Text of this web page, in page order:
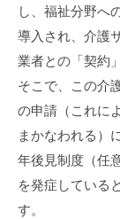
し、福祉分野へ
導入され、介護
業者との「契約
そこで、この介
の申請（これに
まかなわれる）
年後見制度（任
を発症している
す。